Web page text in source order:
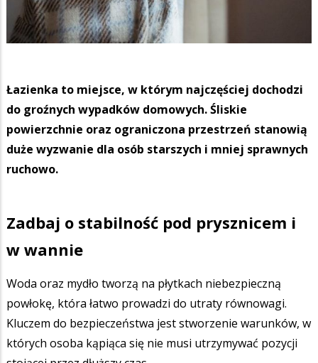
Łazienka to miejsce, w którym najczęściej dochodzi
do groźnych wypadków domowych. Śliskie
powierzchnie oraz ograniczona przestrzeń stanowią
duże wyzwanie dla osób starszych i mniej sprawnych
ruchowo.
Zadbaj o stabilność pod prysznicem i
w wannie
Woda oraz mydło tworzą na płytkach niebezpieczną
powłokę, która łatwo prowadzi do utraty równowagi.
Kluczem do bezpieczeństwa jest stworzenie warunków, w
których osoba kąpiąca się nie musi utrzymywać pozycji